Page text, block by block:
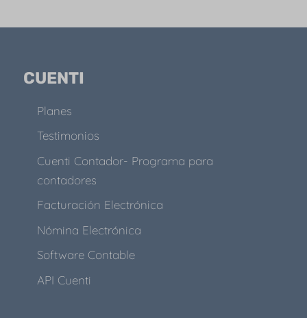
CUENTI
Planes
Testimonios
Cuenti Contador- Programa para
contadores
Facturación Electrónica
Nómina Electrónica
Software Contable
API Cuenti